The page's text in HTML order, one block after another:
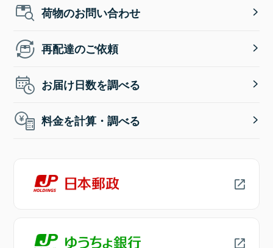
荷物のお問い合わせ
再配達のご依頼
お届け日数を調べる
料金を計算・調べる